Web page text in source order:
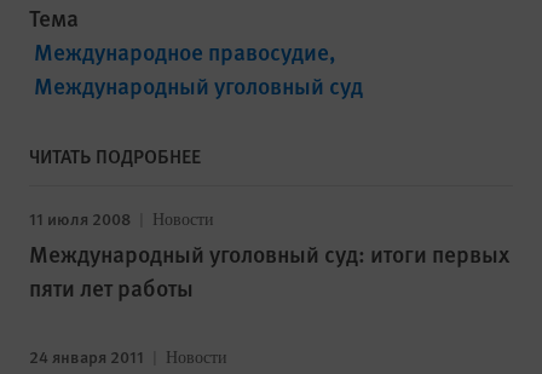
Тема
Международное правосудие
Международный уголовный суд
ЧИТАТЬ ПОДРОБНЕЕ
11 июля 2008 Новости
Международный уголовный суд: итоги первых
пяти лет работы
24 января 2011 Новости